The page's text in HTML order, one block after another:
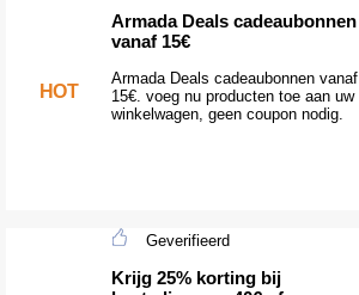
HOT
Armada Deals cadeaubonnen
vanaf 15€
Armada Deals cadeaubonnen vanaf
15€. voeg nu producten toe aan uw
winkelwagen, geen coupon nodig.
Geverifieerd
Krijg 25% korting bij